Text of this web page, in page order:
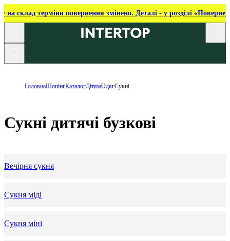
на склад терміни повернення змінено. Деталі - у розділі
ГоловнаШопінгКаталогДітямОдягСукні
Сукні дитячі бузкові
Вечірня сукня
Сукня міді
Сукня міні